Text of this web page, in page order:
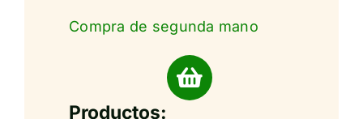
Compra de segunda mano
Productos: